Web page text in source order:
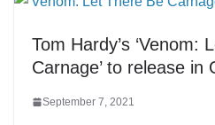
Tom Hardy’s ‘Venom:
Carnage’ to release in
September 7, 2021